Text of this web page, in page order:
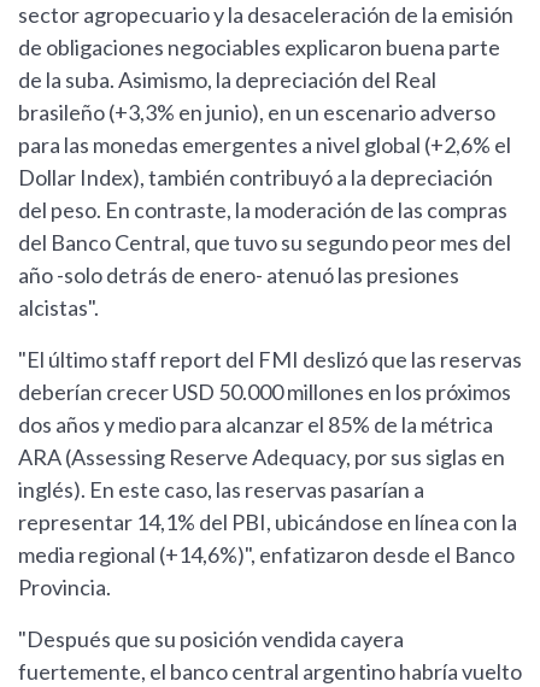
sector agropecuario y la desaceleración de la emisión
de obligaciones negociables explicaron buena parte
de la suba. Asimismo, la depreciación del Real
brasileño (+3,3% en junio), en un escenario adverso
para las monedas emergentes a nivel global (+2,6% el
Dollar Index), también contribuyó a la depreciación
del peso. En contraste, la moderación de las compras
del Banco Central, que tuvo su segundo peor mes del
año -solo detrás de enero- atenuó las presiones
alcistas".
"El último staff report del FMI deslizó que las reservas
deberían crecer USD 50.000 millones en los próximos
dos años y medio para alcanzar el 85% de la métrica
ARA (Assessing Reserve Adequacy, por sus siglas en
inglés). En este caso, las reservas pasarían a
representar 14,1% del PBI, ubicándose en línea con la
media regional (+14,6%)", enfatizaron desde el Banco
Provincia.
"Después que su posición vendida cayera
fuertemente, el banco central argentino habría vuelto